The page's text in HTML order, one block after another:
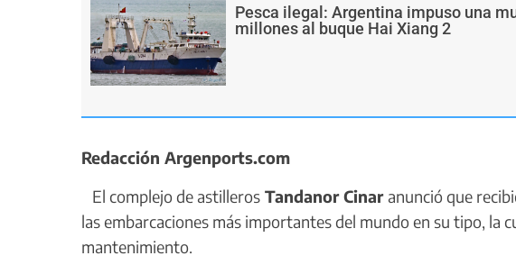
Pesca ilegal: Argentina impuso una
millones al buque Hai Xiang 2
Redacción Argenports.com
El complejo de astilleros Tandanor Cinaranunció que
las embarcaciones más importantes del mundo en su tipo, la
mantenimiento.